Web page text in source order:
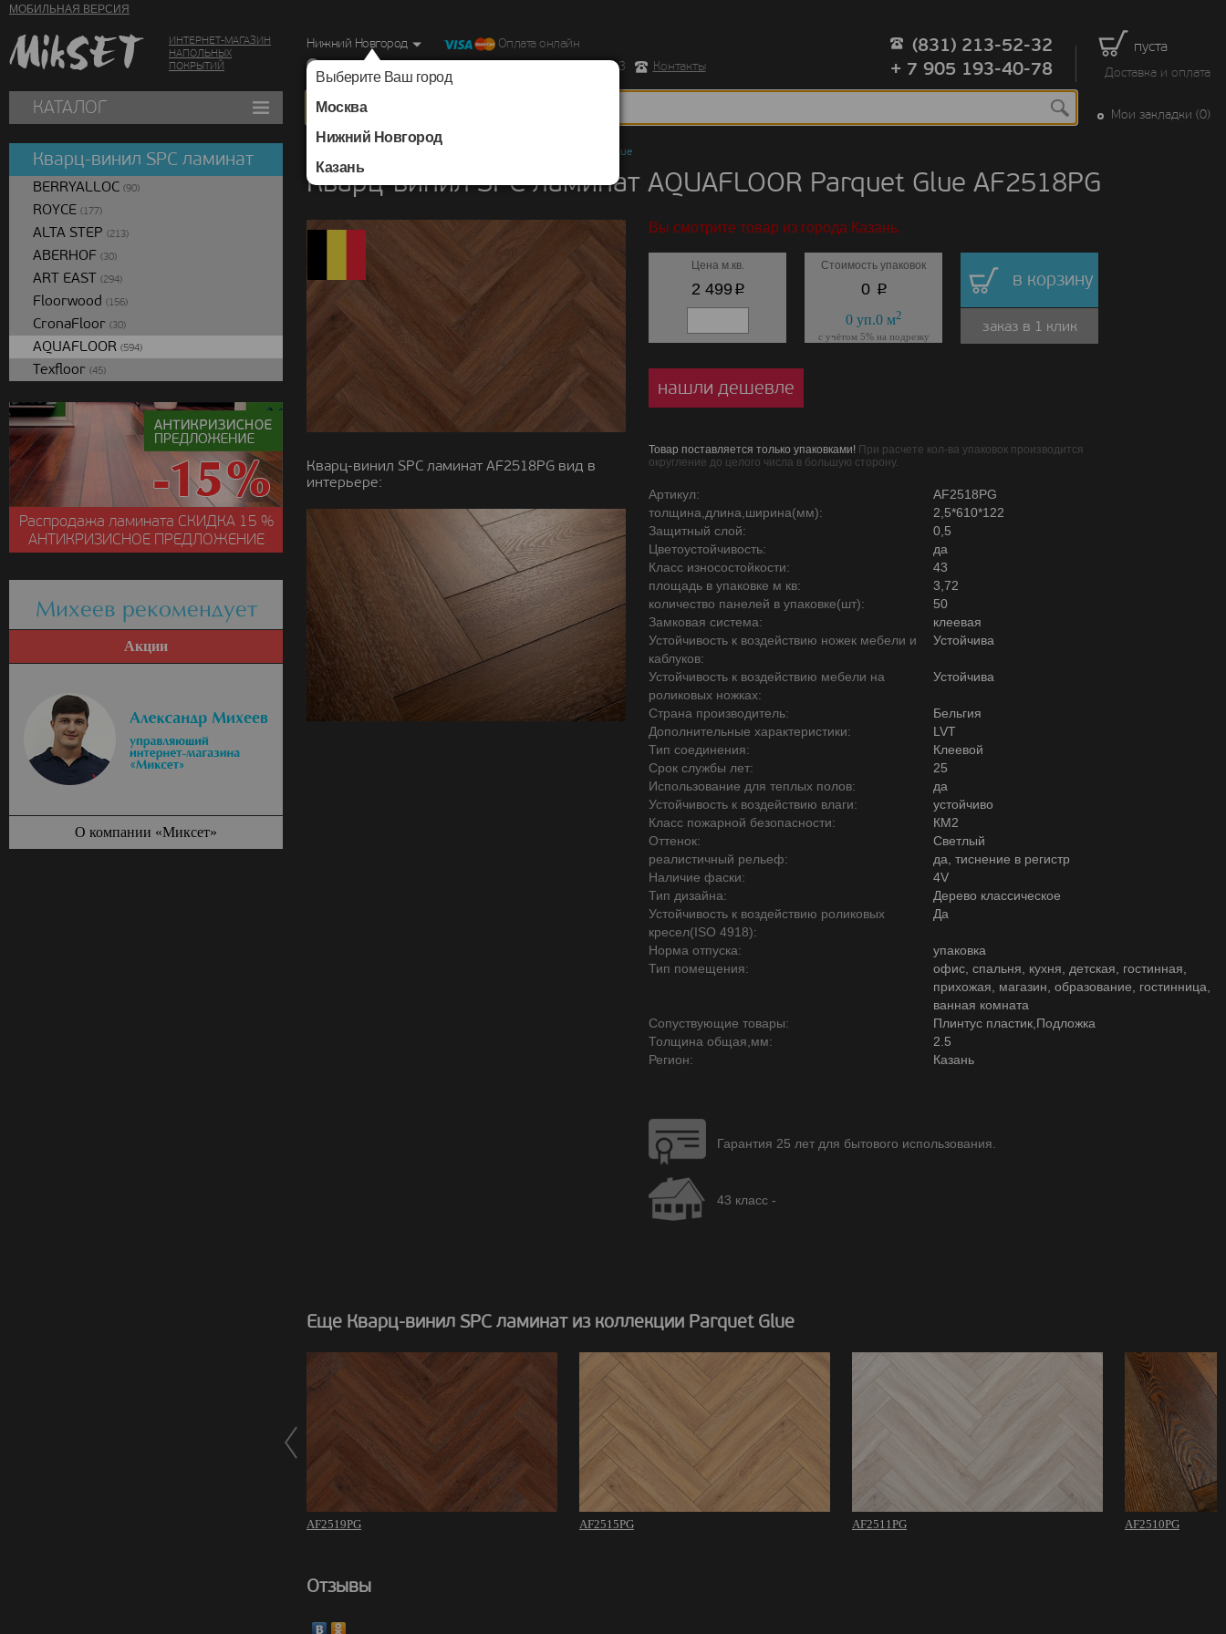
МОБИЛЬНАЯ ВЕРСИЯ
ИНТЕРНЕТ-МАГАЗИН
НАПОЛЬНЫХ
ПОКРЫТИЙ
пуста
Доставка и оплата
Нижний Новгород
Выберите Ваш город
Москва
Нижний Новгород
Казань
Оплата онлайн
г. Нижний Новгород, Ул. Республиканская д.43 корпус 3
Контакты
(831) 213-52-32
+ 7 905 193-40-78
КАТАЛОГ Мои закладки (0)
Parquet Glue
Кварц-винил SPC ламинат AQUAFLOOR Parquet Glue AF2518PG
Кварц-винил SPC ламинат AF2518PG вид в
интерьере:
Вы смотрите товар из города Казань.
Цена м.кв.
2 499 p
Стоимость упаковок
0 p
0уп.0м2
с учётом 5% на подрезку
в корзину
заказ в 1 клик
нашли дешевле
Товар поставляется только упаковками! При расчете кол-ва упаковок производится
округление до целого числа в большую сторону.
Артикул:
AF2518PG
толщина,длина,ширина(мм):
2,5*610*122
Защитный слой:
0,5
Цветоустойчивость:
да
Класс износостойкости:
43
площадь в упаковке м кв:
3,72
количество панелей в упаковке(шт):
50
Замковая система:
клеевая
Устойчивость к воздействию ножек мебели и
каблуков:
Устойчива
Устойчивость к воздействию мебели на
роликовых ножках:
Устойчива
Страна производитель:
Бельгия
Дополнительные характеристики:
LVT
Тип соединения:
Клеевой
Срок службы лет:
25
Использование для теплых полов:
да
Устойчивость к воздействию влаги:
устойчиво
Класс пожарной безопасности:
КМ2
Оттенок:
Светлый
реалистичный рельеф:
да, тиснение в регистр
Наличие фаски:
4V
Тип дизайна:
Дерево классическое
Устойчивость к воздействию роликовых
кресел(ISO 4918):
Да
Норма отпуска:
упаковка
Тип помещения:
офис, спальня, кухня, детская, гостинная,
прихожая, магазин, образование, гостинница,
ванная комната
Сопуствующие товары:
Плинтус пластик,Подложка
Толщина общая,мм:
2.5
Регион:
Казань
Гарантия 25 лет для бытового использования.
43 класс -
Еще Кварц-винил SPC ламинат из коллекции Parquet Glue
AF2519PG AF2515PG AF2511PG AF2510PG
Отзывы
Кварц-винил SPC ламинат
BERRYALLOC (90)
ROYCE (177)
ALTA STEP (213)
ABERHOF (30)
ART EAST (294)
Floorwood (156)
CronaFloor (30)
AQUAFLOOR (594)
Texfloor (45)
Распродажа ламината СКИДКА15 %
АНТИКРИЗИСНОЕ ПРЕДЛОЖЕНИЕ
Михеев рекомендует
Акции
О компании «Миксет»